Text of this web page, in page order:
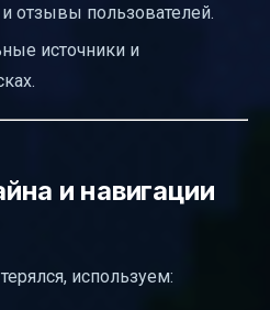
отзывы пользователей.
источники и
и навигации
используем: